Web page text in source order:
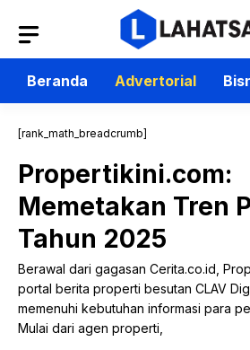
isi
Beranda
Advertorial
[rank_math_breadcrumb]
Propertikini.com:
Memetakan Tren
Tahun 2025
Berawal dari gagasan Cerita.co.id,
portal berita properti besutan CLAV
memenuhi kebutuhan informasi para
Mulai dari agen properti,